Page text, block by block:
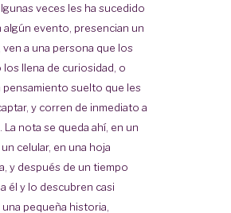
veces les ha sucedido
algún evento, presencian un
a una persona que los
los llena de curiosidad, o
pensamiento suelto que les
y corren de inmediato a
La nota se queda ahí, en un
celular, en una hoja
y después de un tiempo
él y lo descubren casi
pequeña historia,